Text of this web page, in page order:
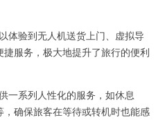
验到无人机送货上门、虚拟导
服务，极大地提升了旅行的便利
系列人性化的服务，如休息
确保旅客在等待或转机时也能感